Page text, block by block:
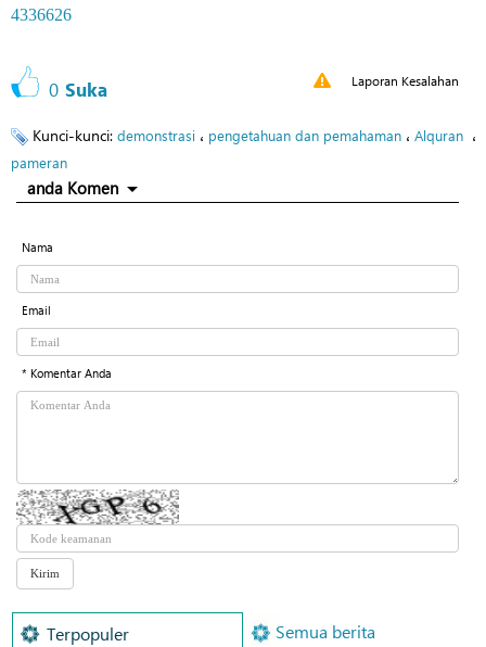
4336626
0 Suka Laporan Kesalahan
Kunci-kunci: demonstrasi ، pengetahuan dan pemahaman ، Alquran ،
pameran
anda Komen
Nama
Email
* Komentar Anda
Terpopuler Semua berita